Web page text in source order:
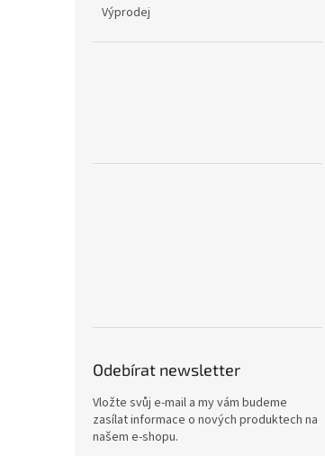
Výprodej
Odebírat newsletter
Vložte svůj e-mail a my vám budeme
zasílat informace o nových produktech na
našem e-shopu.